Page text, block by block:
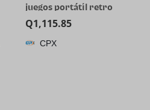
juegos portátil retro
Anbernic con tarjeta de
64GTF, diseño de joystick
dual, pantalla HD de 3.5
Q1,115.85
CPX